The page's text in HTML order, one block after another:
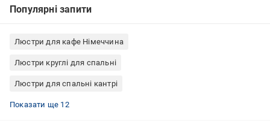
Популярні запити
Люстри для кафе Німеччина
Люстри круглі для спальні
Люстри для спальні кантрі
Люстри для кухні 3 лампочки
Люстри для спальні Німеччина
Люстри для коридора прованс
Люстри для офісу прованс
Люстри круглі лофт
Люстри світлодіодні для кухні
Люстри з пультом ДК світлодіодні
Люстри світлодіодні для спальні
Пристельові люстри в стилі лофт
Люстри для кафе флористика
Люстри для спальні прованс
Люстри для спальні античний
Показати ще 12